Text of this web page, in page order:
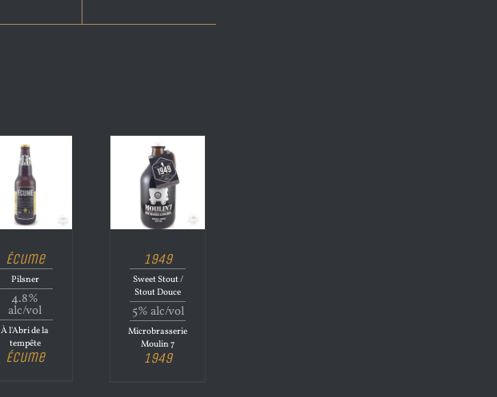
Écume
Pilsner
4.8%
alc/vol
À l'Abri de la
tempête
Écume
1949
Sweet Stout /
Stout Douce
5% alc/vol
Microbrasserie
Moulin 7
1949